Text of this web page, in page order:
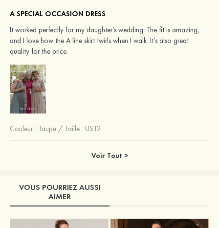
A SPECIAL OCCASION DRESS
It worked perfectly for my daughter’s wedding. The fit is amazing,
and I love how the A line skirt twirls when I walk. It’s also great
quality for the price.
Couleur : Taupe / Taille : US12
Voir Tout >
VOUS POURRIEZ AUSSI
AIMER